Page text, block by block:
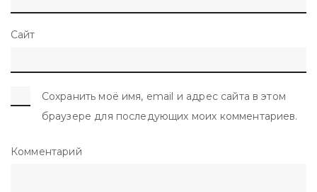
Сайт
Сохранить моё имя, email и адрес сайта в этом
браузере для последующих моих комментариев.
Комментарий